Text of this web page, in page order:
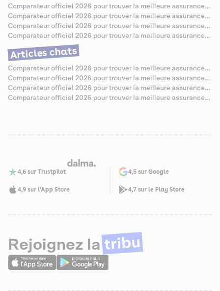
Comparateur officiel 2026 pour trouver la meilleure assurance
santé pour Berger Allemand
Comparateur officiel 2026 pour trouver la meilleure assurance
santé pour Caniche
Comparateur officiel 2026 pour trouver la meilleure assurance
santé pour Bouledogue Anglais
Comparateur officiel 2026 pour trouver la meilleure assurance
santé pour Jack Russell
Articles chats
Comparateur officiel 2026 pour trouver la meilleure assurance
santé pour Chartreux
Comparateur officiel 2026 pour trouver la meilleure assurance
santé pour Sibérien
Comparateur officiel 2026 pour trouver la meilleure assurance
santé pour Abyssin
Comparateur officiel 2026 pour trouver la meilleure assurance
4,6 sur Trustpilot 4,5 sur Google
4,9 sur l’App Store 4,7 sur le Play Store
Rejoignez la tribu